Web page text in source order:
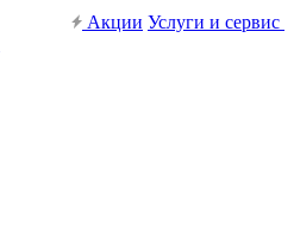
Акции Услуги и сервис